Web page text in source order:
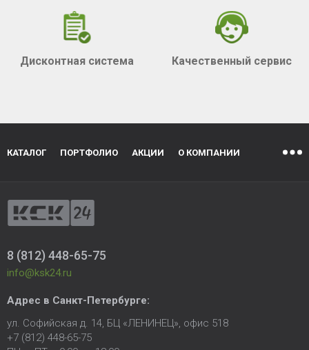
Дисконтная система Качественный сервис
КАТАЛОГ ПОРТФОЛИО АКЦИИ О КОМПАНИИ
8 (812) 448-65-75
info@ksk24.ru
Адрес в Санкт-Петербурге:
ул. Софийская д. 14, БЦ «ЛЕНИНЕЦ», офис 518
+7 (812) 448-65-75